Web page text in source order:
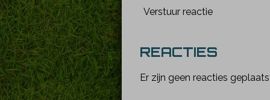
Verstuur reactie
REACTIES
Er zijn geen reacties